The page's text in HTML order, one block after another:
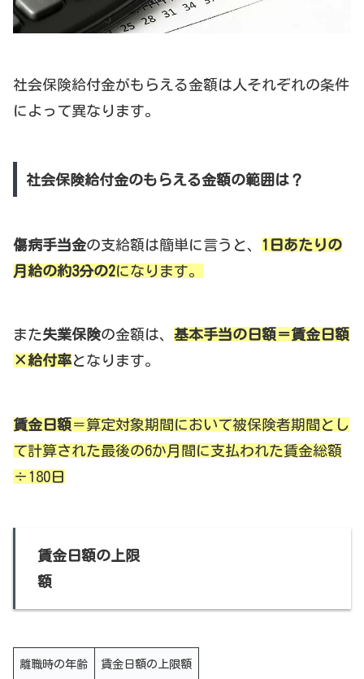
社会保険給付金がもらえる金額は人それぞれの条件
によって異なります。
社会保険給付金のもらえる金額の範囲は？
傷病手当金の支給額は簡単に言うと、 1日あたりの
月給の約3分の2になります。
また失業保険の金額は、 基本手当の日額＝賃金日額
×給付率となります。
賃金日額 ＝算定対象期間において被保険者期間とし
て計算された最後の6か月間に支払われた賃金総額
÷180日
賃金日額の上限
額
離職時の年齢 賃金日額の上限額